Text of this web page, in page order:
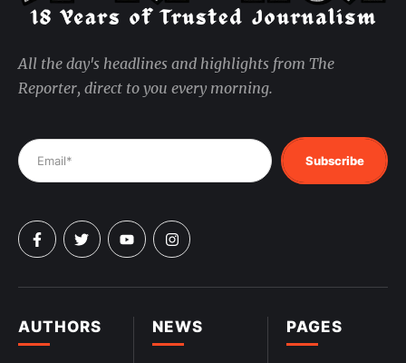
PAGES
NEWS
AUTHORS
All the day's headlines and highlights from The
Reporter, direct to you every morning.
Subscribe